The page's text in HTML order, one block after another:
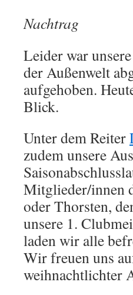
Nachtrag
Leider war
der Außenwelt
aufgehoben.
Blick.
Unter dem Reiter
zudem unsere
Mitglieder/innen
oder Thorsten,
unsere 1.
laden wir alle
Wir freuen uns
weihnachtlichter